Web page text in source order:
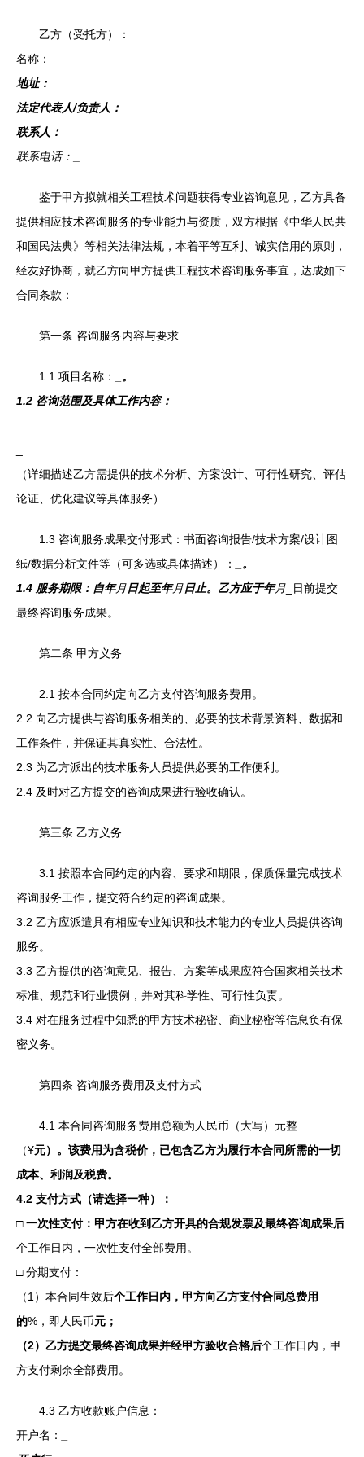
乙方（受托方）：
名称：
地址：
法定代表人/负责人：
联系人：
联系电话：
鉴于甲方拟就相关工程技术问题获得专业咨询意见，乙方具备
提供相应技术咨询服务的专业能力与资质，双方根据《中华人民共
和国民法典》等相关法律法规，本着平等互利、诚实信用的原则，
经友好协商，就乙方向甲方提供工程技术咨询服务事宜，达成如下
合同条款：
第一条 咨询服务内容与要求
1.1 项目名称：
_。
1.2 咨询范围及具体工作内容：
（详细描述乙方需提供的技术分析、方案设计、可行性研究、评估
论证、优化建议等具体服务）
1.3 咨询服务成果交付形式：书面咨询报告/技术方案/设计图
纸/数据分析文件等（可多选或具体描述）：
_。
1.4 服务期限：自年月日起至年月日止。乙方应于年月 _日前提交
最终咨询服务成果。
第二条 甲方义务
2.1 按本合同约定向乙方支付咨询服务费用。
2.2 向乙方提供与咨询服务相关的、必要的技术背景资料、数据和
工作条件，并保证其真实性、合法性。
2.3 为乙方派出的技术服务人员提供必要的工作便利。
2.4 及时对乙方提交的咨询成果进行验收确认。
第三条 乙方义务
3.1 按照本合同约定的内容、要求和期限，保质保量完成技术
咨询服务工作，提交符合约定的咨询成果。
3.2 乙方应派遣具有相应专业知识和技术能力的专业人员提供咨询
服务。
3.3 乙方提供的咨询意见、报告、方案等成果应符合国家相关技术
标准、规范和行业惯例，并对其科学性、可行性负责。
3.4 对在服务过程中知悉的甲方技术秘密、商业秘密等信息负有保
密义务。
第四条 咨询服务费用及支付方式
4.1 本合同咨询服务费用总额为人民币（大写） 元整
（¥元）。该费用为含税价，已包含乙方为履行本合同所需的一切
成本、利润及税费。
4.2 支付方式（请选择一种）：
□ 一次性支付：甲方在收到乙方开具的合规发票及最终咨询成果后
个工作日内，一次性支付全部费用。
□ 分期支付：
（1）本合同生效后个工作日内，甲方向乙方支付合同总费用
的%，即人民币元；
（2）乙方提交最终咨询成果并经甲方验收合格后个工作日内，甲
方支付剩余全部费用。
4.3 乙方收款账户信息：
开户名：